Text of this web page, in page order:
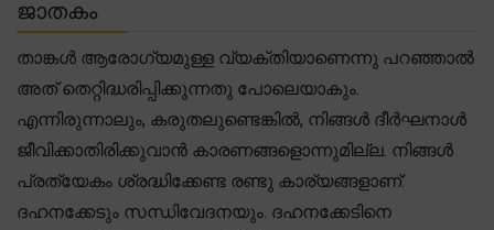
ജാതകം
താങ്കൾ ആരോഗ്യമുള്ള വ്യക്തിയാണെന്നു പറഞ്ഞാൽ
അത് തെറ്റിദ്ധരിപ്പിക്കുന്നതു പോലെയാകും.
എന്നിരുന്നാലും, കരുതലുണ്ടെങ്കിൽ, നിങ്ങൾ ദീർഘനാൾ
ജീവിക്കാതിരിക്കുവാൻ കാരണങ്ങളൊന്നുമില്ല. നിങ്ങൾ
പ്രത്യേകം ശ്രദ്ധിക്കേണ്ട രണ്ടു കാര്യങ്ങളാണ്:
ദഹനക്കേടും സന്ധിവേദനയും. ദഹനക്കേടിനെ